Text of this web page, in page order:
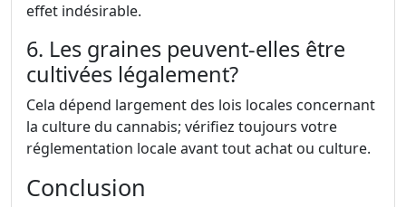
effet indésirable.
6. Les graines peuvent-elles être
cultivées légalement?
Cela dépend largement des lois locales concernant
la culture du cannabis; vérifiez toujours votre
réglementation locale avant tout achat ou culture.
Conclusion